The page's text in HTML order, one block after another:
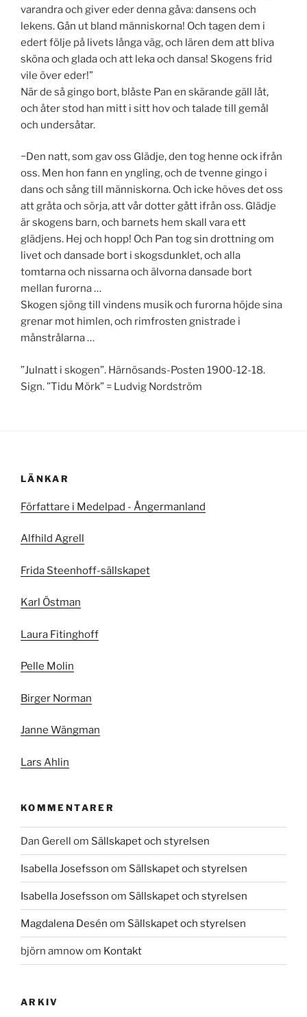
varandra och giver eder denna gåva: dansens och
lekens. Gån ut bland människorna! Och tagen dem i
edert följe på livets långa väg, och lären dem att bliva
sköna och glada och att leka och dansa! Skogens frid
vile över eder!”
När de så gingo bort, blåste Pan en skärande gäll låt,
och åter stod han mitt i sitt hov och talade till gemål
och undersåtar.
−Den natt, som gav oss Glädje, den tog henne ock ifrån
oss. Men hon fann en yngling, och de tvenne gingo i
dans och sång till människorna. Och icke höves det oss
att gråta och sörja, att vår dotter gått ifrån oss. Glädje
är skogens barn, och barnets hem skall vara ett
glädjens. Hej och hopp! Och Pan tog sin drottning om
livet och dansade bort i skogsdunklet, och alla
tomtarna och nissarna och älvorna dansade bort
mellan furorna …
Skogen sjöng till vindens musik och furorna höjde sina
grenar mot himlen, och rimfrosten gnistrade i
månstrålarna …
”Julnatt i skogen”. Härnösands-Posten 1900-12-18.
Sign. ”Tidu Mörk” = Ludvig Nordström
LÄNKAR
Författare i Medelpad - Ångermanland
Alfhild Agrell
Frida Steenhoff-sällskapet
Karl Östman
Laura Fitinghoff
Pelle Molin
Birger Norman
Janne Wängman
Lars Ahlin
KOMMENTARER
Dan Gerell om Sällskapet och styrelsen
Isabella Josefsson om Sällskapet och styrelsen
Isabella Josefsson om Sällskapet och styrelsen
Magdalena Desén om Sällskapet och styrelsen
björn amnowom Kontakt
ARKIV